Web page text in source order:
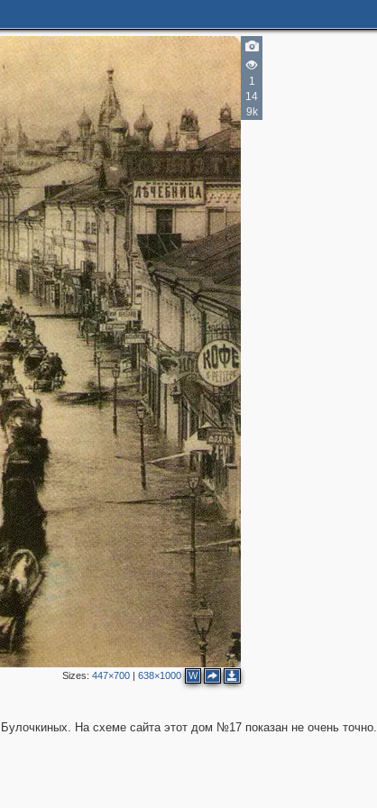
1
14
9k
Sizes:447×700 |638×1000 W
На схеме сайта этот дом №17 показан не очень точно.